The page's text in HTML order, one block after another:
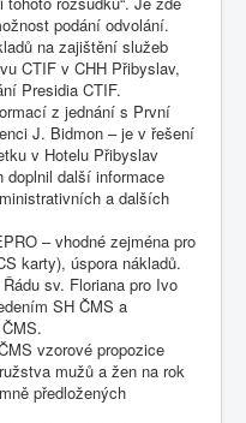
podání odvolání.
na zajištění služeb
CTIF v CHH Přibyslav,
Presidia CTIF.
z jednání s První
J. Bidmon – je v řešení
v Hotelu Přibyslav
doplnil další informace
a dalších
– vhodné zejména pro
karty), úspora nákladů.
sv. Floriana pro Ivo
SH ČMS a
vzorové propozice
mužů a žen na rok
předložených